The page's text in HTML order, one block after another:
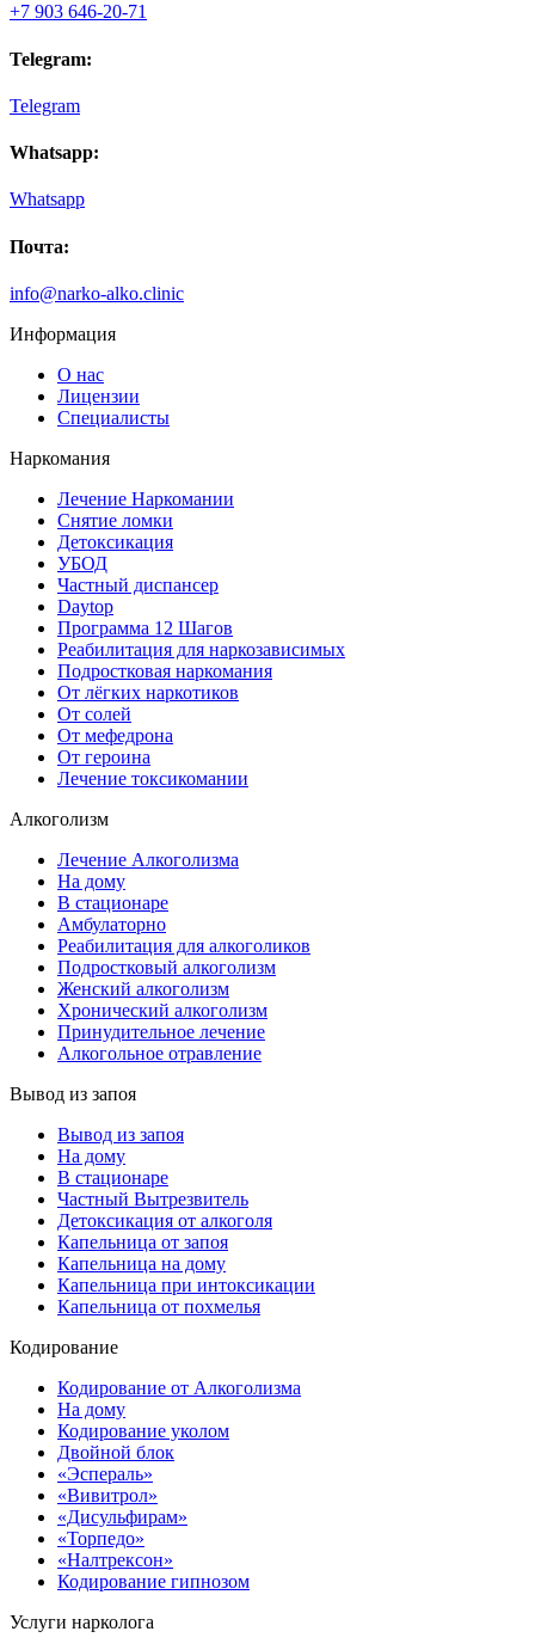
+7 903 646-20-71
Telegram:
Telegram
Whatsapp:
Whatsapp
Почта:
info@narko-alko.clinic
Информация
О нас
Лицензии
Специалисты
Наркомания
Лечение Наркомании
Снятие ломки
Детоксикация
УБОД
Частный диспансер
Daytop
Программа 12 Шагов
Реабилитация для наркозависимых
Подростковая наркомания
От лёгких наркотиков
От солей
От мефедрона
От героина
Лечение токсикомании
Алкоголизм
Лечение Алкоголизма
На дому
В стационаре
Амбулаторно
Реабилитация для алкоголиков
Подростковый алкоголизм
Женский алкоголизм
Хронический алкоголизм
Принудительное лечение
Алкогольное отравление
Вывод из запоя
Вывод из запоя
На дому
В стационаре
Частный Вытрезвитель
Детоксикация от алкоголя
Капельница от запоя
Капельница на дому
Капельница при интоксикации
Капельница от похмелья
Кодирование
Кодирование от Алкоголизма
На дому
Кодирование уколом
Двойной блок
«Эспераль»
«Вивитрол»
«Дисульфирам»
«Торпедо»
«Налтрексон»
Кодирование гипнозом
Услуги нарколога